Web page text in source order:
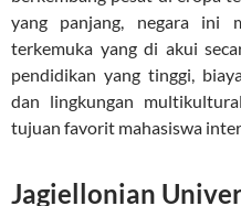
yang panjang, negara ini
terkemuka yang di akui
pendidikan yang tinggi,
dan lingkungan
tujuan favorit mahasiswa
Jagiellonian